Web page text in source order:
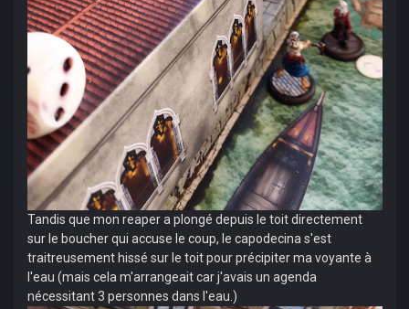
Tandis que mon reaper a plongé depuis le toit directement
sur le boucher qui accuse le coup, le capodecina s'est
traitreusement hissé sur le toit pour précipiter ma voyante à
l'eau (mais cela m'arrangeait car j'avais un agenda
nécessitant 3 personnes dans l'eau.)